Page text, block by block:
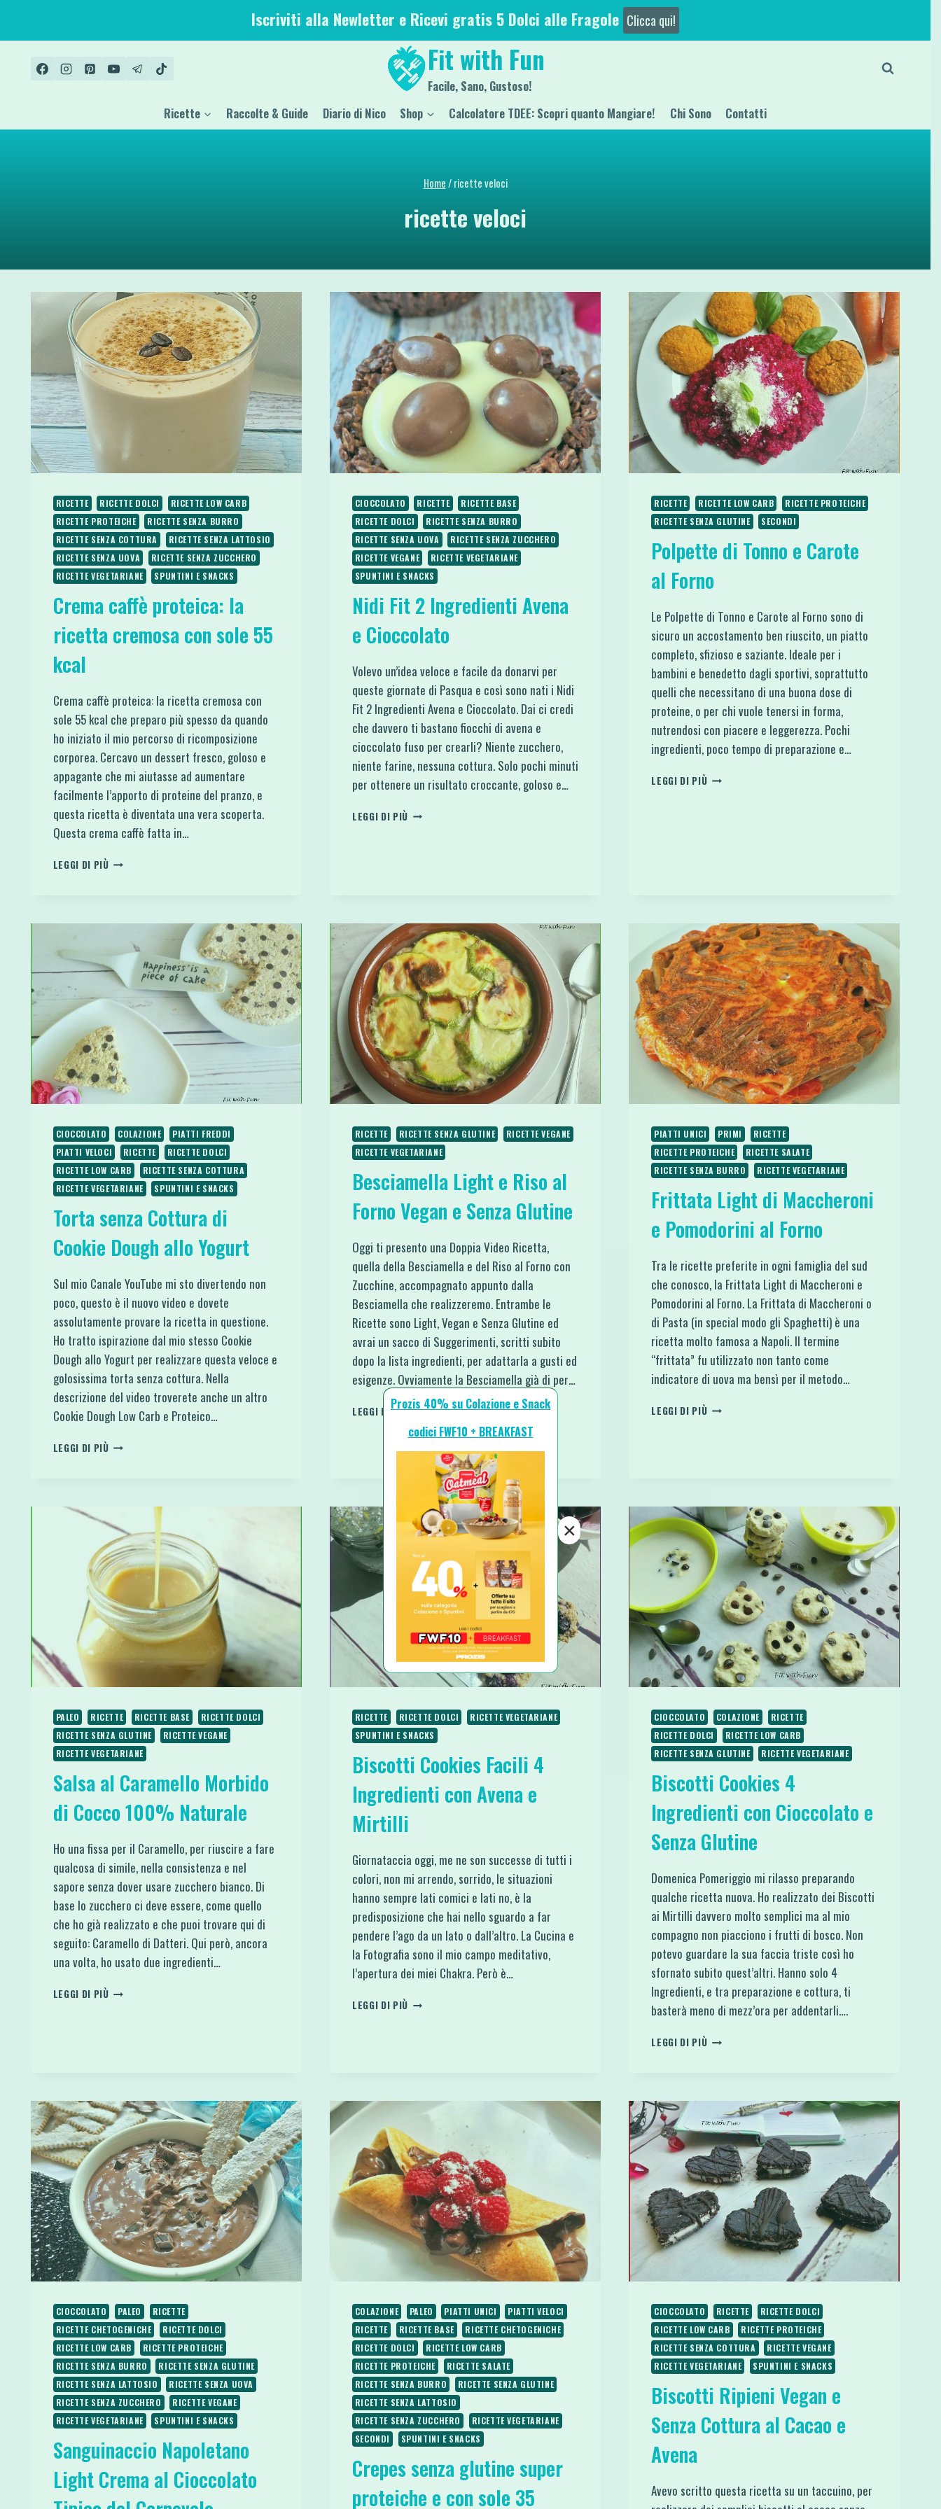
contenuto
Iscriviti alla Newletter e Ricevi gratis 5 Dolci alle Fragole Clicca qui!
Fit with Fun
Facile, Sano, Gustoso!
Ricette Raccolte & Guide Diario di Nico Shop Calcolatore TDEE: Scopri quanto Mangiare! Chi Sono Contatti
Home/ ricette veloci
ricette veloci
RICETTE RICETTE DOLCI
RICETTE LOW CARB
RICETTE PROTEICHE
RICETTE SENZA BURRO
RICETTE SENZA COTTURA
RICETTE SENZA LATTOSIO
RICETTE SENZA UOVA
RICETTE SENZA ZUCCHERO
RICETTE VEGETARIANE
SPUNTINI E SNACKS
Crema caffè proteica: la
ricetta cremosa con sole 55
kcal
Crema caffè proteica: la ricetta cremosa con
sole 55 kcal che preparo più spesso da quando
ho iniziato il mio percorso di ricomposizione
corporea. Cercavo un dessert fresco, goloso e
appagante che mi aiutasse ad aumentare
facilmente l’apporto di proteine del pranzo, e
questa ricetta è diventata una vera scoperta.
Questa crema caffè fatta in…
LEGGI DI PIÙCREMA
SOLE
55
KCAL
CIOCCOLATO RICETTE
RICETTE BASE
RICETTE DOLCI
RICETTE SENZA BURRO
RICETTE SENZA UOVA
RICETTE SENZA ZUCCHERO
RICETTE VEGANE
RICETTE VEGETARIANE
SPUNTINI E SNACKS
Nidi Fit 2 Ingredienti Avena
e Cioccolato
Volevo un’idea veloce e facile da donarvi per
queste giornate di Pasqua e così sono nati i Nidi
Fit 2 Ingredienti Avena e Cioccolato. Dai ci credi
che davvero ti bastano fiocchi di avena e
cioccolato fuso per crearli? Niente zucchero,
niente farine, nessuna cottura. Solo pochi minuti
per ottenere un risultato croccante, goloso e…
LEGGI DI PIÙ NIDI
RICETTE RICETTE LOW CARB
RICETTE PROTEICHE
RICETTE SENZA GLUTINE
SECONDI
Polpette di Tonno e Carote
al Forno
Le Polpette di Tonno e Carote al Forno sono di
sicuro un accostamento ben riuscito, un piatto
completo, sfizioso e saziante. Ideale per i
bambini e benedetto dagli sportivi, soprattutto
quelli che necessitano di una buona dose di
proteine, o per chi vuole tenersi in forma,
nutrendosi con piacere e leggerezza. Pochi
ingredienti, poco tempo di preparazione e…
LEGGI DI PIÙPOLPETTE
CIOCCOLATO COLAZIONE
PIATTI FREDDI
PIATTI VELOCI
RICETTE
RICETTE DOLCI
RICETTE LOW CARB
RICETTE SENZA COTTURA
RICETTE VEGETARIANE
SPUNTINI E SNACKS
Torta senza Cottura di
Cookie Dough allo Yogurt
Sul mio Canale YouTube mi sto divertendo non
poco, questo è il nuovo video e dovete
assolutamente provare la ricetta in questione.
Ho tratto ispirazione dal mio stesso Cookie
Dough allo Yogurt per realizzare questa veloce e
golosissima torta senza cottura. Nella
descrizione del video troverete anche un altro
Cookie Dough Low Carb e Proteico…
LEGGI DI PIÙTORTA
ALLO
YOGURT
RICETTE RICETTE SENZA GLUTINE
RICETTE VEGANE
RICETTE VEGETARIANE
Besciamella Light e Riso al
Forno Vegan e Senza Glutine
Oggi ti presento una Doppia Video Ricetta,
quella della Besciamella e del Riso al Forno con
Zucchine, accompagnato appunto dalla
Besciamella che realizzeremo. Entrambe le
Ricette sono Light, Vegan e Senza Glutine ed
avrai un sacco di Suggerimenti, scritti subito
dopo la lista ingredienti, per adattarla a gusti ed
esigenze. Ovviamente la Besciamella già di per…
LEGGI DI PIÙBESCIAMELLA
E
RISO
FORNO
SENZA
GLUTINE
PIATTI UNICI PRIMI
RICETTE
RICETTE PROTEICHE
RICETTE SALATE
RICETTE SENZA BURRO
RICETTE VEGETARIANE
Frittata Light di Maccheroni
e Pomodorini al Forno
Tra le ricette preferite in ogni famiglia del sud
che conosco, la Frittata Light di Maccheroni e
Pomodorini al Forno. La Frittata di Maccheroni o
di Pasta (in special modo gli Spaghetti) è una
ricetta molto famosa a Napoli. Il termine
“frittata” fu utilizzato non tanto come
indicatore di uova ma bensì per il metodo…
LEGGI DI PIÙFRITTATA
FORNO
PALEO RICETTE RICETTE BASE
RICETTE DOLCI
RICETTE SENZA GLUTINE
RICETTE VEGANE
RICETTE VEGETARIANE
Salsa al Caramello Morbido
di Cocco 100% Naturale
Ho una fissa per il Caramello, per riuscire a fare
qualcosa di simile, nella consistenza e nel
sapore senza dover usare zucchero bianco. Di
base lo zucchero ci deve essere, come quello
che ho già realizzato e che puoi trovare qui di
seguito: Caramello di Datteri. Qui però, ancora
una volta, ho usato due ingredienti…
LEGGI DI PIÙSALSA
RICETTE RICETTE DOLCI
RICETTE VEGETARIANE
SPUNTINI E SNACKS
Biscotti Cookies Facili 4
Ingredienti con Avena e
Mirtilli
Giornataccia oggi, me ne son successe di tutti i
colori, non mi arrendo, sorrido, le situazioni
hanno sempre lati comici e lati no, è la
predisposizione che hai nello sguardo a far
pendere l’ago da un lato o dall’altro. La Cucina e
la Fotografia sono il mio campo meditativo,
l’apertura dei miei Chakra. Però è…
LEGGI DI PIÙ BISCOTTI
E
MIRTILLI
CIOCCOLATO COLAZIONE
RICETTE
RICETTE DOLCI
RICETTE LOW CARB
RICETTE SENZA GLUTINE
RICETTE VEGETARIANE
Biscotti Cookies 4
Ingredienti con Cioccolato e
Senza Glutine
Domenica Pomeriggio mi rilasso preparando
qualche ricetta nuova. Ho realizzato dei Biscotti
ai Mirtilli davvero molto semplici ma al mio
compagno non piacciono i frutti di bosco. Non
potevo guardare la sua faccia triste così ho
sfornato subito quest’altri. Hanno solo 4
Ingredienti, e tra preparazione e cottura, ti
basterà meno di mezz’ora per addentarli….
LEGGI DI PIÙBISCOTTI
CIOCCOLATO
E
SENZA
GLUTINE
CIOCCOLATO PALEO
RICETTE
RICETTE CHETOGENICHE
RICETTE DOLCI
RICETTE LOW CARB
RICETTE PROTEICHE
RICETTE SENZA BURRO
RICETTE SENZA GLUTINE
RICETTE SENZA LATTOSIO
RICETTE SENZA UOVA
RICETTE SENZA ZUCCHERO
RICETTE VEGANE
RICETTE VEGETARIANE
SPUNTINI E SNACKS
Sanguinaccio Napoletano
Light Crema al Cioccolato
COLAZIONE PALEO PIATTI UNICI
PIATTI VELOCI
RICETTE
RICETTE BASE
RICETTE CHETOGENICHE
RICETTE DOLCI
RICETTE LOW CARB
RICETTE PROTEICHE
RICETTE SALATE
RICETTE SENZA BURRO
RICETTE SENZA GLUTINE
RICETTE SENZA LATTOSIO
RICETTE SENZA ZUCCHERO
RICETTE VEGETARIANE
SECONDI
SPUNTINI E SNACKS
Crepes senza glutine super
proteiche e con sole 35
CIOCCOLATO RICETTE
RICETTE DOLCI
RICETTE LOW CARB
RICETTE PROTEICHE
RICETTE SENZA COTTURA
RICETTE VEGANE
RICETTE VEGETARIANE
SPUNTINI E SNACKS
Biscotti Ripieni Vegan e
Senza Cottura al Cacao e
Avena
Avevo scritto questa ricetta su un taccuino, per
Prozis 40% su Colazione e Snack
codici FWF10 + BREAKFAST
×